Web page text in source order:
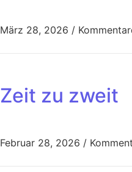
März 28, 2026 /
Zeit zu zweit
Februar 28, 2026 /